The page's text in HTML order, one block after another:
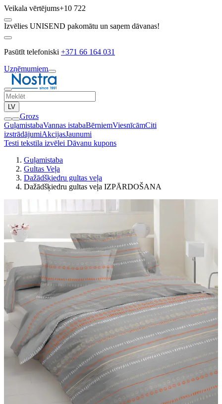
Veikala vērtējums+10 722
Izvēlies UNISEND pakomātu un saņem dāvanas!
Pasūtīt telefoniski +371 66 164 031
Uzņēmumiem
LV
Grozs
GuļamistabaVannas istabaBērniemViesnīcāmCiti
izstrādājumiAkcijasJaunumi
Testi tekstila izvēlei Dāvanu kupons
Guļamistaba
Gultas Veļa
Dažādšķiedru gultas veļa
Dažādšķiedru gultas veļa IZPĀRDOŠANA